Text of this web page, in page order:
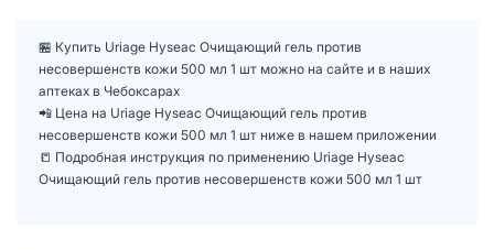
🏪 Купить Uriage Hyseac Очищающий гель против
несовершенств кожи 500 мл 1 шт можно на сайте и в наших
аптеках в Чебоксарах
📲 Цена на Uriage Hyseac Очищающий гель против
несовершенств кожи 500 мл 1 шт ниже в нашем приложении
📒 Подробная инструкция по применению Uriage Hyseac
Очищающий гель против несовершенств кожи 500 мл 1 шт